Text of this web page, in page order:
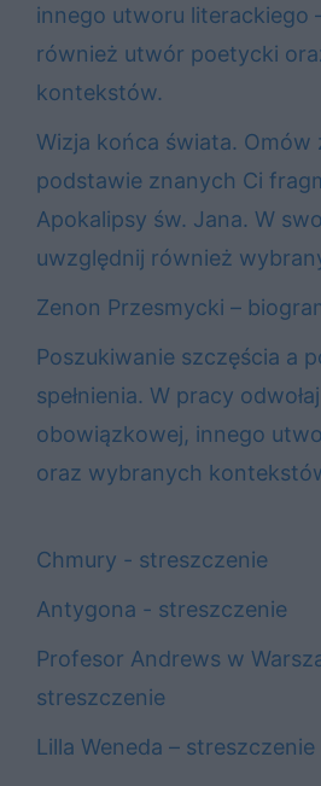
innego utworu literackiego
również utwór poetycki
kontekstów.
Wizja końca świata. Omów
podstawie znanych Ci
Apokalipsy św. Jana. W
uwzględnij również
Zenon Przesmycki –
Poszukiwanie szczęścia a
spełnienia. W pracy
obowiązkowej, innego
oraz wybranych
Chmury - streszczenie
Antygona - streszczenie
Profesor Andrews w
streszczenie
Lilla Weneda – streszczenie